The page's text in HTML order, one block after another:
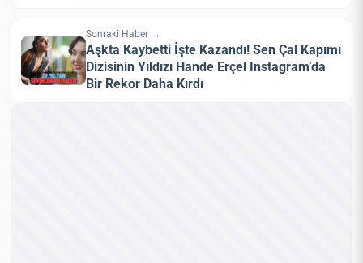
Sonraki Haber →
Aşkta Kaybetti İşte Kazandı! Sen Çal Kapımı
Dizisinin Yıldızı Hande Erçel Instagram’da
Bir Rekor Daha Kırdı